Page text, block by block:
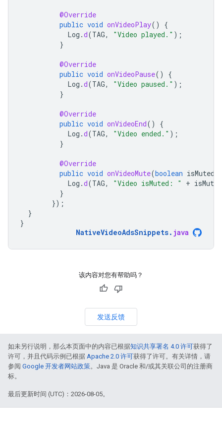
@Override
public void onVideoPlay()
{
Log .d(TAG, "Video played." );
}
@Override
public void onVideoPause()
{
Log .d(TAG, "Video paused." );
}
@Override
public void onVideoEnd()
{
Log .d(TAG, "Video ended." );
}
@Override
public void onVideoMute(boolean isMuted
Log .d(TAG, "Video isMuted: " + isMuted
}
});
}
}
NativeVideoAdsSnippets. java
该内容对您有帮助吗？
发送反馈
如未另行说明，那么本页面中的内容已根据知识共享署名 4.0 许可获得了
许可，并且代码示例已根据 Apache 2.0 许可获得了许可。有关详情，请
参阅 Google 开发者网站政策。Java 是 Oracle 和/或其关联公司的注册商
标。
最后更新时间 (UTC)：2026-08-05。